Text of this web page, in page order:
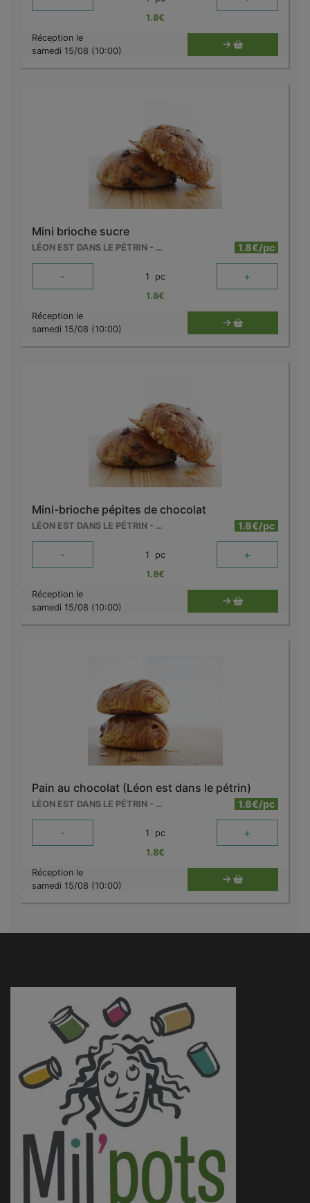
1.8€
Réception le
samedi 15/08 (10:00)
Mini brioche sucre
LÉON EST DANS LE PÉTRIN - MOUSCRON 1.8€/pc
- 1 pc +
1.8€
Réception le
samedi 15/08 (10:00)
Mini-brioche pépites de chocolat
LÉON EST DANS LE PÉTRIN - MOUSCRON 1.8€/pc
- 1 pc +
1.8€
Réception le
samedi 15/08 (10:00)
Pain au chocolat (Léon est dans le pétrin)
LÉON EST DANS LE PÉTRIN - MOUSCRON 1.8€/pc
- 1 pc +
1.8€
Réception le
samedi 15/08 (10:00)